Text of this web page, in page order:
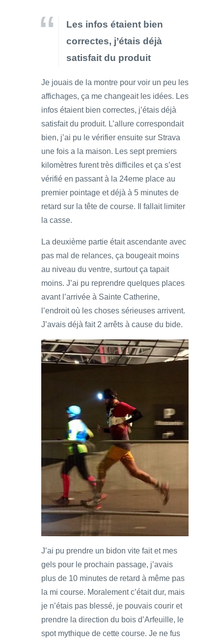
Les infos étaient bien
correctes, j’étais déjà
satisfait du produit
Je jouais de la montre pour voir un peu les
affichages, ça me changeait les idées. Les
infos étaient bien correctes, j’étais déjà
satisfait du produit. L’allure correspondait
bien, j’ai pu le vérifier ensuite sur Strava
une fois a la maison. Les sept premiers
kilomètres furent très difficiles et ça s’est
vérifié en passant à la 24eme place au
premier pointage et déjà à 5 minutes de
retard sur la tête de course. Il fallait limiter
la casse.
La deuxième partie était ascendante avec
pas mal de relances, ça bougeait moins
au niveau du ventre, surtout ça tapait
moins. J’ai pu reprendre quelques places
avant l’arrivée à Sainte Catherine,
l’endroit où les choses sérieuses arrivent.
J’avais déjà fait 2 arrêts à cause du bide.
J’ai pu prendre un bidon vite fait et mes
gels pour le prochain passage, j’avais
plus de 10 minutes de retard à même pas
la mi course. Moralement c’était dur, mais
je n’étais pas blessé, je pouvais courir et
prendre la direction du bois d’Arfeuille, le
spot mythique de cette course. Je ne fus